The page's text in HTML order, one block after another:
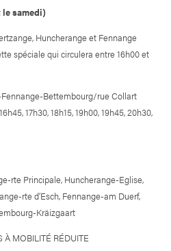
le samedi)
Huncherange et Fennange
spéciale qui circulera entre 16h00 et
Bettembourg/rue Collart
17h30, 18h15, 19h00, 19h45, 20h30,
rte Principale, Huncherange-Eglise,
rte d’Esch, Fennange-am Duerf,
Kräizgaart
MOBILITÉ RÉDUITE